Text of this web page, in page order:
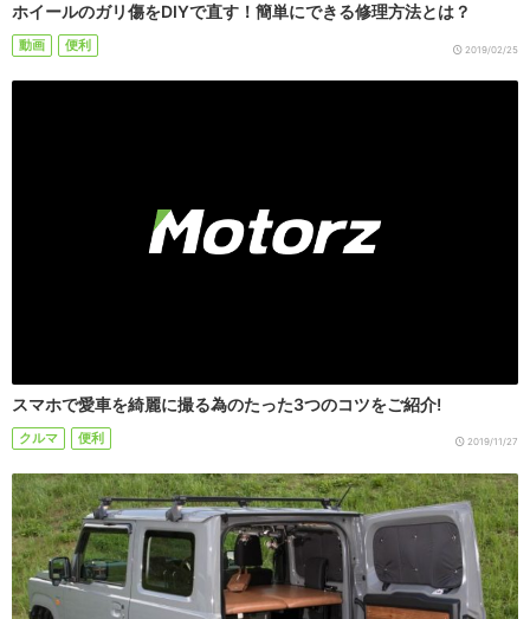
ホイールのガリ傷をDIYで直す！簡単にできる修理方法とは？
動画 便利 2019/02/25
スマホで愛車を綺麗に撮る為のたった3つのコツをご紹介!
クルマ 便利 2019/11/27